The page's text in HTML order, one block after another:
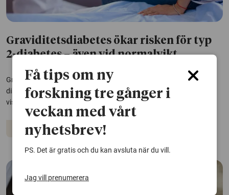
Graviditetsdiabetes ökar risken för typ
2-diabetes – även vid normalvikt
Graviditetsdiabetes är en stark riskfaktor för framtida typ 2-
diabetes, även hos kvinnor med normal vikt före graviditeten. Det
visar en studie från Göteborgs universitet.
Graviditet Diabetes
Få tips om ny
forskning tre gånger i
veckan med vårt
nyhetsbrev!
PS. Det är gratis och du kan avsluta när du vill.
Jag vill prenumerera